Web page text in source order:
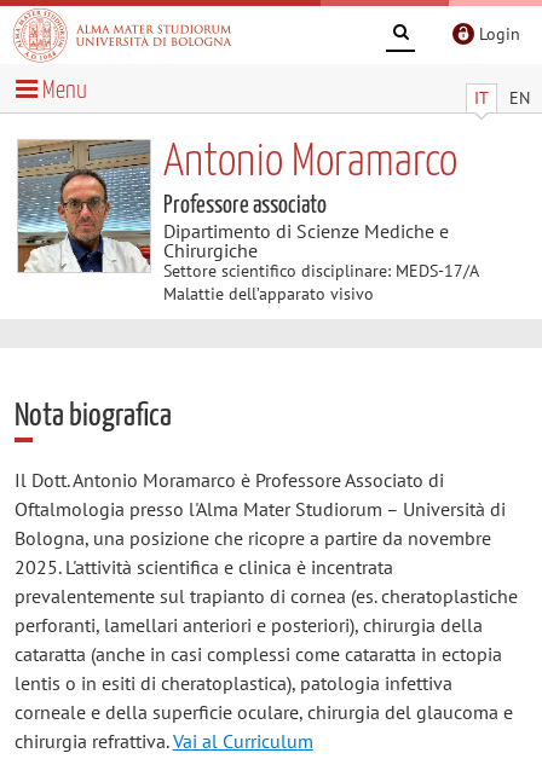
Login
IT EN
Menu
Antonio Moramarco
Professore associato
Dipartimento di Scienze Mediche e
Chirurgiche
Settore scientifico disciplinare: MEDS-17/A
Malattie dell’apparato visivo
Nota biografica
Il Dott. Antonio Moramarco è Professore Associato di
Oftalmologia presso l'Alma Mater Studiorum – Università di
Bologna, una posizione che ricopre a partire da novembre
2025. L'attività scientifica e clinica è incentrata
prevalentemente sul trapianto di cornea (es. cheratoplastiche
perforanti, lamellari anteriori e posteriori), chirurgia della
cataratta (anche in casi complessi come cataratta in ectopia
lentis o in esiti di cheratoplastica), patologia infettiva
corneale e della superficie oculare, chirurgia del glaucoma e
chirurgia refrattiva.Vai al Curriculum